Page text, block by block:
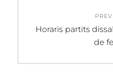
d'entrades
Previous
Horaris partits
de